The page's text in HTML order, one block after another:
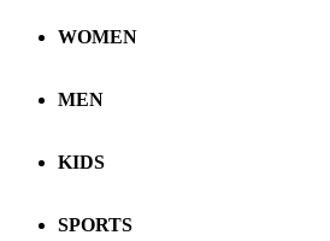
WOMEN
MEN
KIDS
SPORTS